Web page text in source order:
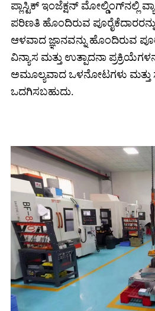
ಪ್ಲಾಸ್ಟಿಕ್ ಇಂಜೆಕ್ಷನ್ ಮೋಲ್ಡಿಂಗ್‌ನಲ್ಲಿ
ಪರಿಣತಿ ಹೊಂದಿರುವ
ಆಳವಾದ ಜ್ಞಾನವನ್ನು ಹೊಂದಿರುವ
ವಿನ್ಯಾಸ ಮತ್ತು ಉತ್ಪಾದನಾ
ಅಮೂಲ್ಯವಾದ ಒಳನೋಟಗಳು ಮತ್ತು
ಒದಗಿಸಬಹುದು.